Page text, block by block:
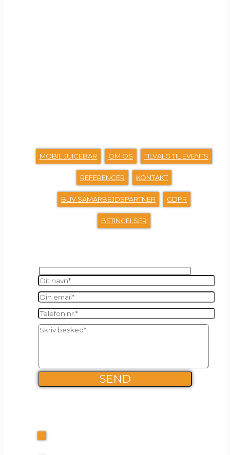
MOBIL JUICEBAR OM OS TILVALG TIL EVENTS
REFERENCER KONTAKT
BLIV SAMARBEJDSPARTNER GDPR
BETINGELSER